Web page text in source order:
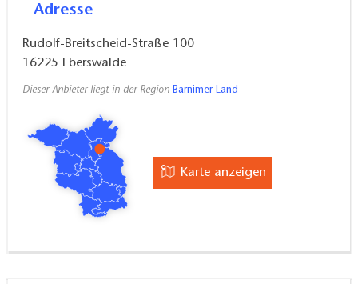
Tagesklinikplätze.
Als akademisches Lehrkrankenhaus der Charité
Universitätsklinikum aus Berlin
Des Weiteren wurde das Werner Forßmann Klinikum
Eberswalde mehrmaliger Deutscher Meister im
Krankenhausfußball sowie sogar Europameister 2013.
Adresse
Rudolf-Breitscheid-Straße 100
16225 Eberswalde
Dieser Anbieter liegt in der Region Barnimer Land
Karte anzeigen